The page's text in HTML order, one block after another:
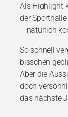
Als Highlight
der
– natürlich
So schnell
bisschen
Aber die
doch
das nächste